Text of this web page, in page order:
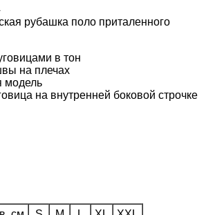
рубашка поло приталенного
в тон
на плечах
модель
на внутренней боковой строчке